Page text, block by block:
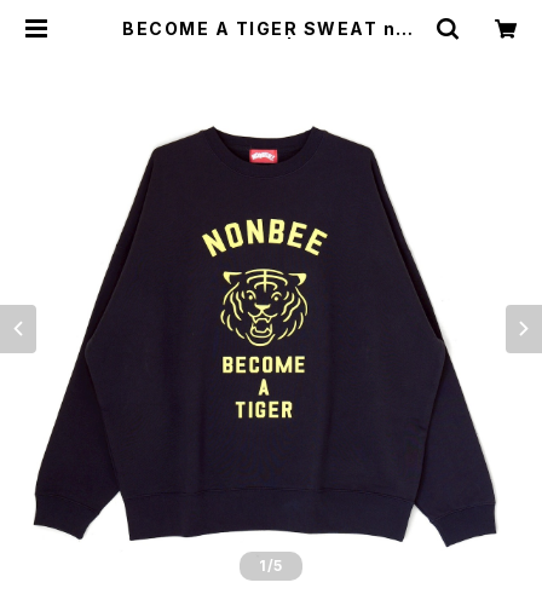
BECOME A TIGER SWEAT nav
1 /5